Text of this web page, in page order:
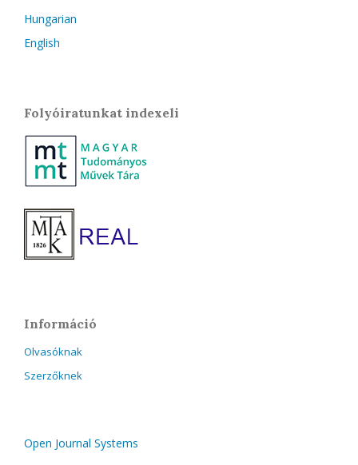
Hungarian
English
Folyóiratunkat indexeli
Információ
Olvasóknak
Szerzőknek
Open Journal Systems